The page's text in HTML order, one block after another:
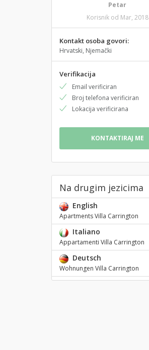
Petar
Korisnik od Mar, 2018
Kontakt osoba govori:
Hrvatski, Njemački
Verifikacija
Email verificiran
Broj telefona verificiran
Lokacija verificirana
KONTAKTIRAJ ME
Na drugim jezicima
English
Apartments Villa Carrington
Italiano
Appartamenti Villa Carrington
Deutsch
Wohnungen Villa Carrington